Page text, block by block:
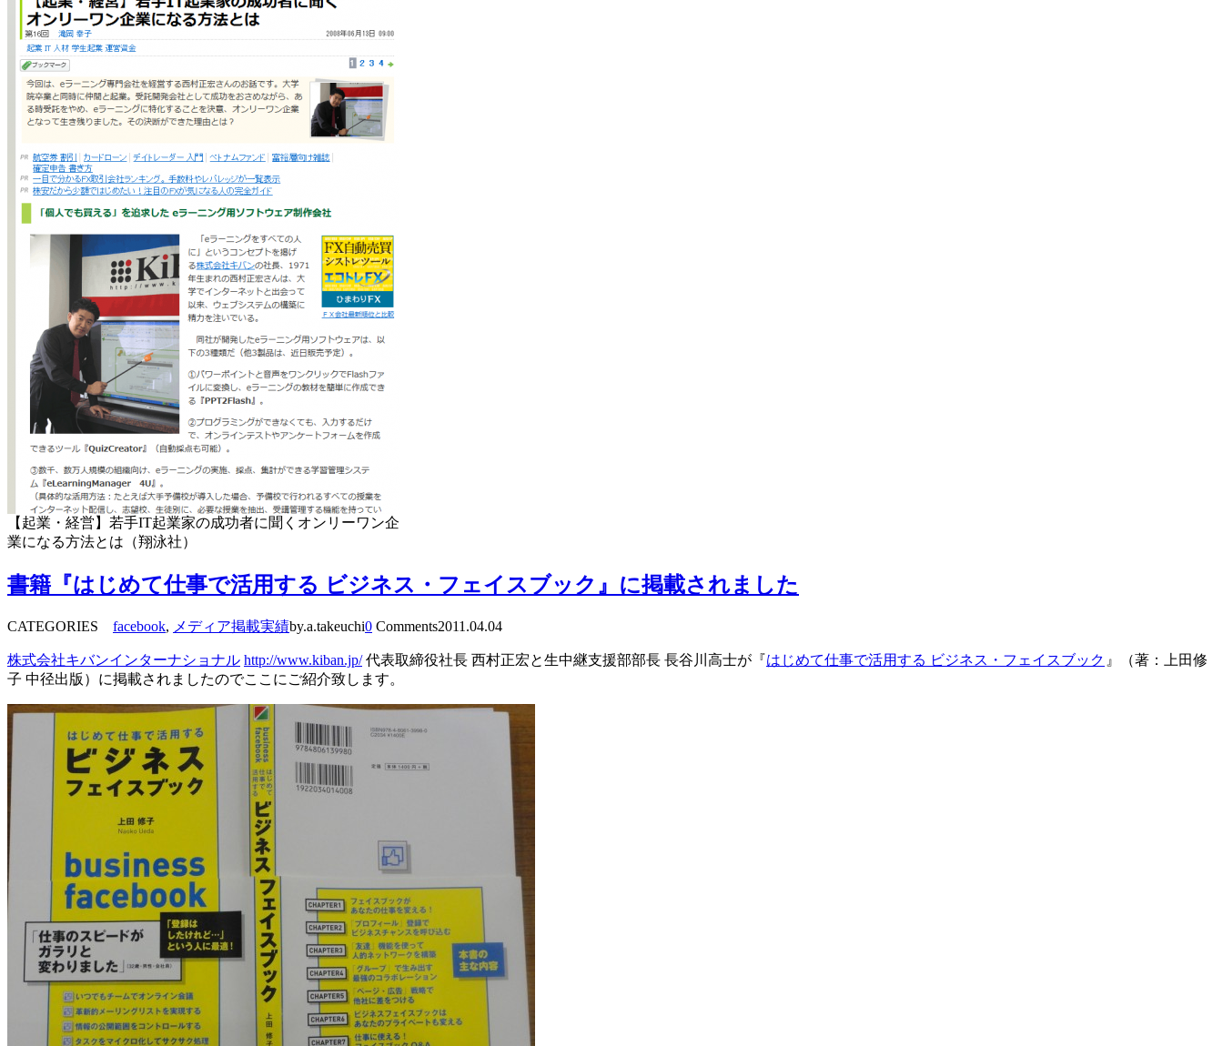
【起業・経営】若手IT起業家の成功者に聞くオンリーワン企
業になる方法とは（翔泳社）
書籍『はじめて仕事で活用する ビジネス・フェイスブック』に掲載されました
CATEGORIES facebook, メディア掲載実績by.a.takeuchi0 Comments2011.04.04
株式会社キバンインターナショナル http://www.kiban.jp/代表取締役社長 西村正宏と生中継支援部部長 長谷川高士が『はじめて仕事で活用する ビジネス・フェイスブック 』（著：上田修
子 中径出版）に掲載されましたのでここにご紹介致します。